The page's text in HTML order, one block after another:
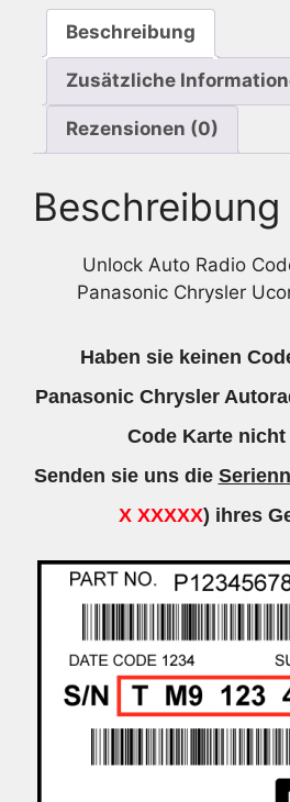
Beschreibung
Zusätzliche
Rezensionen (0)
Beschreibung
Unlock Auto Radio
Panasonic Chrysler
Haben sie keinen
Panasonic Chrysler
Code Karte
Senden sie uns die
X XXXXX) ihres